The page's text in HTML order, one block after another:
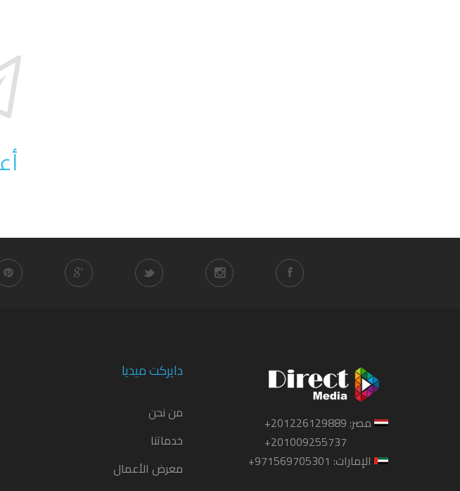
مصر: 201226129889+
201009255737+
الإمارات: 971569705301+
دايركت ميديا
من نحن
خدماتنا
معرض الأعمال